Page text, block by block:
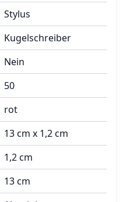
Stylus
Kugelschreiber
Nein
50
rot
13 cm x 1,2 cm
1,2 cm
13 cm